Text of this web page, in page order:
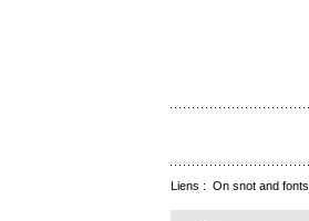
Liens : On snot and fonts